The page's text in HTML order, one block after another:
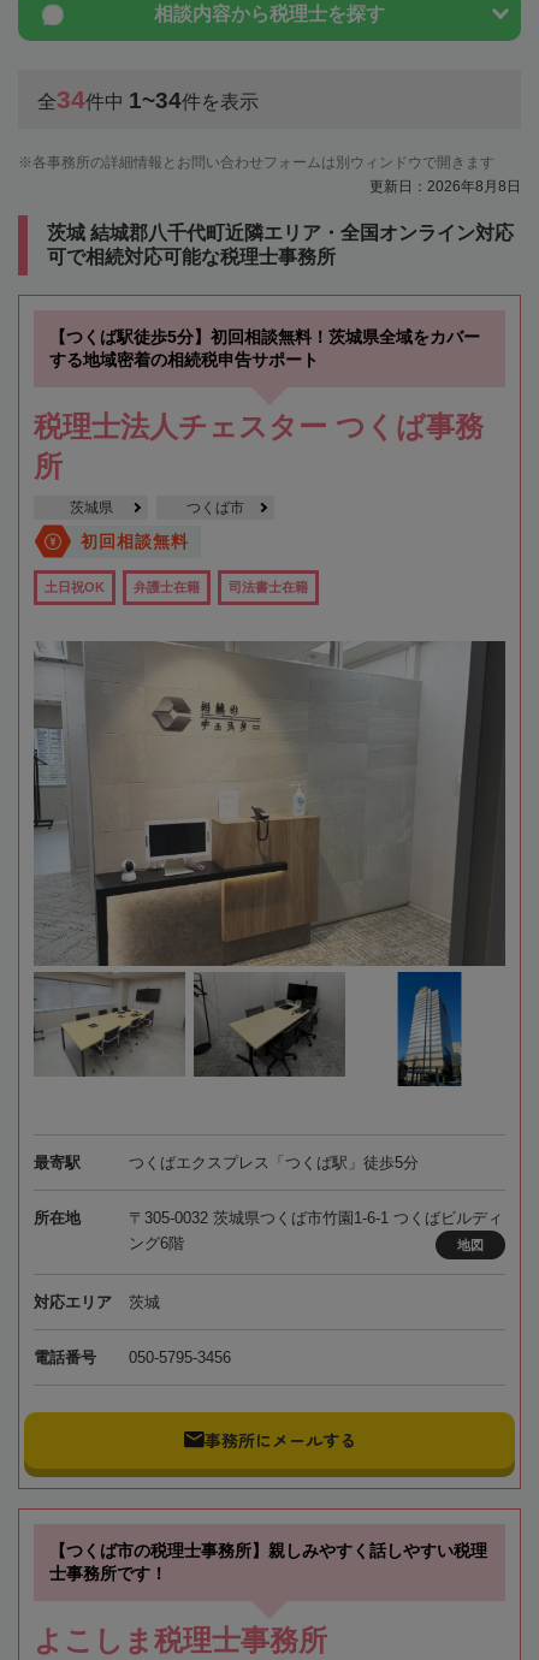
相談内容から税理士を探す
全34件中 1~34件を表示
各事務所の詳細情報とお問い合わせフォームは別ウィンドウで開きます
更新日：2026年8月8日
茨城 結城郡八千代町近隣エリア・全国オンライン対応
可で相続対応可能な税理士事務所
【つくば駅徒歩5分】初回相談無料！茨城県全域をカバー
する地域密着の相続税申告サポート
税理士法人チェスター つくば事務
所
茨城県 つくば市
初回相談無料
土日祝OK 弁護士在籍 司法書士在籍
最寄駅 つくばエクスプレス「つくば駅」徒歩5分
所在地
〒305-0032 茨城県つくば市竹園1-6-1 つくばビルディ
ング6階
地図
対応エリア 茨城
電話番号 050-5795-3456
事務所にメールする
【つくば市の税理士事務所】親しみやすく話しやすい税理
士事務所です！
よこしま税理士事務所